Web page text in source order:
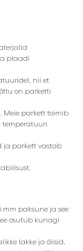
plaadi
nii et
on parketti
Meie parkett toimib
temperatuuri
ja parkett vastab
paksune ja see
osutub kunagi
lakke ja õlisid,